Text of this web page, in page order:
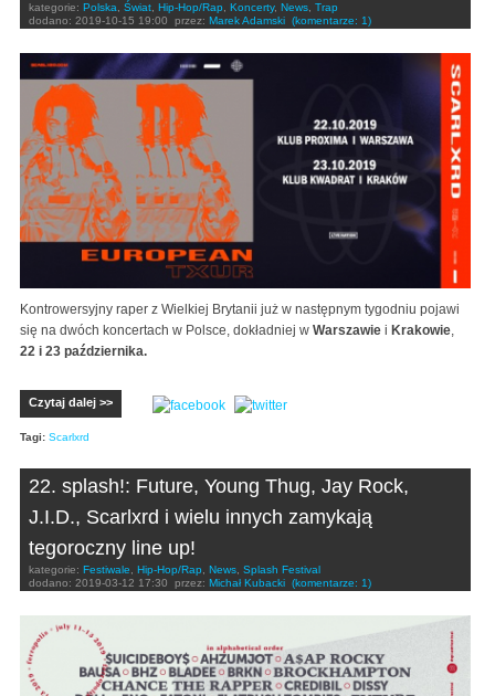
kategorie: Polska, Świat, Hip-Hop/Rap, Koncerty, News, Trap
dodano: 2019-10-15 19:00 przez: Marek Adamski (komentarze: 1)
Kontrowersyjny raper z Wielkiej Brytanii już w następnym tygodniu pojawi
się na dwóch koncertach w Polsce, dokładniej w Warszawie i Krakowie,
22 i 23 października.
Czytaj dalej >>
Tagi: Scarlxrd
22. splash!: Future, Young Thug, Jay Rock,
J.I.D., Scarlxrd i wielu innych zamykają
tegoroczny line up!
kategorie: Festiwale Hip-Hop/Rap News Splash Festival
dodano: 2019-03-12 17:30 przez: Michał Kubacki (komentarze: 1)